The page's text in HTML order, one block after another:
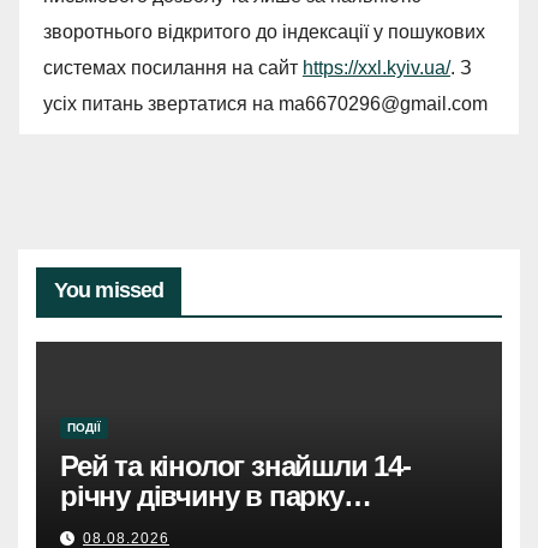
зворотнього відкритого до індексації у пошукових
системах посилання на сайт https://xxl.kyiv.ua/. З
усіх питань звертатися на ma6670296@gmail.com
You missed
ПОДІЇ
Рей та кінолог знайшли 14-
річну дівчину в парку
Святошинського району.
08.08.2026